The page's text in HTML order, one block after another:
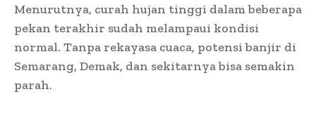
Menurutnya, curah hujan tinggi dalam beberapa
pekan terakhir sudah melampaui kondisi
normal. Tanpa rekayasa cuaca, potensi banjir di
Semarang, Demak, dan sekitarnya bisa semakin
parah.